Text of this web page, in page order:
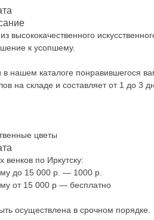
высококачественного
к усопшему.
нашем каталоге понравившегося
на складе и составляет от 1 до 3
цветы
венков по Иркутску:
до 15 000 р. — 1000 р.
от 15 000 р — бесплатно
осуществлена в срочном порядке.